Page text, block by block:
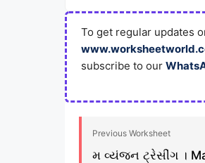
To get regular updates
subscribe to our
Previous Worksheet
મ વ્યંજન ટ્રેસીંગ ।